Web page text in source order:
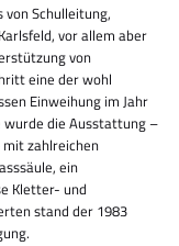
Schulleitung,
vor allem aber
von
eine der wohl
Einweihung im Jahr
wurde die Ausstattung –
zahlreichen
ein
Kletter- und
stand der 1983